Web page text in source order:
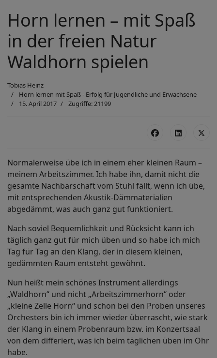
Horn lernen – mit Spaß
in der freien Natur
Waldhorn spielen
Tobias Heinz
Horn lernen mit Spaß - Erfolg für Jugendliche und Erwachsene
15. April 2017
Zugriffe: 21199
Normalerweise übe ich in einem eher kleinen Raum –
meinem Arbeitszimmer. Ich habe ihn, damit nicht die
gesamte Nachbarschaft vom Stuhl fällt, wenn ich übe,
mit entsprechenden Akustik-Dämmaterialien
abgedämmt, was auch ganz gut funktioniert.
Nach soviel Bequemlichkeit und Rücksicht kann ich
täglich ganz gut für mich üben und so habe ich mich
Tag für Tag an den Klang, der in diesem kleinen,
gedämmten Raum entsteht gewöhnt.
Nun heißt mein schönes Instrument allerdings
„Waldhorn“ und nicht „Arbeitszimmerhorn“ oder
„kleine Zelle Horn“ und schon bei den Proben unseres
Orchesters bin ich immer wieder überrascht, wie stark
der Klang in einem Probenraum bzw. im Konzertsaal
von dem differiert, was ich beim täglichen üben im Ohr
habe.